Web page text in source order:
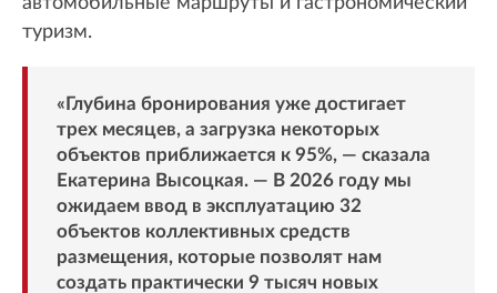
туризм.
«Глубина бронирования уже достигает
трех месяцев, а загрузка некоторых
объектов приближается к 95%, — сказала
Екатерина Высоцкая. — В 2026 году мы
ожидаем ввод в эксплуатацию 32
объектов коллективных средств
размещения, которые позволят нам
создать практически 9 тысяч новых